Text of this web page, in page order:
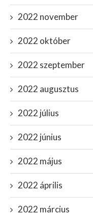
2022 november
2022 október
2022 szeptember
2022 augusztus
2022 július
2022 június
2022 május
2022 április
2022 március